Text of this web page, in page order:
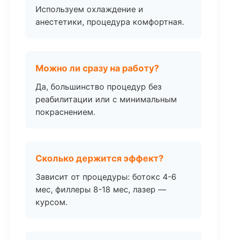
Используем охлаждение и
анестетики, процедура комфортная.
Можно ли сразу на работу?
Да, большинство процедур без
реабилитации или с минимальным
покраснением.
Сколько держится эффект?
Зависит от процедуры: ботокс 4-6
мес, филлеры 8-18 мес, лазер —
курсом.